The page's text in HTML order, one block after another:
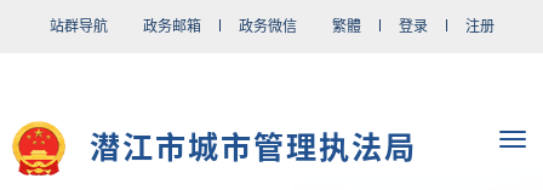
站群导航 政务邮箱 政务微信 繁體 登录 注册
潜江市城市管理执法局